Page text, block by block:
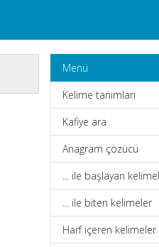
Menü
Kelime tanımları
Kafiye ara
Anagram çözücü
... ile başlayan
... ile biten kelimeler
Harf içeren kelimeler